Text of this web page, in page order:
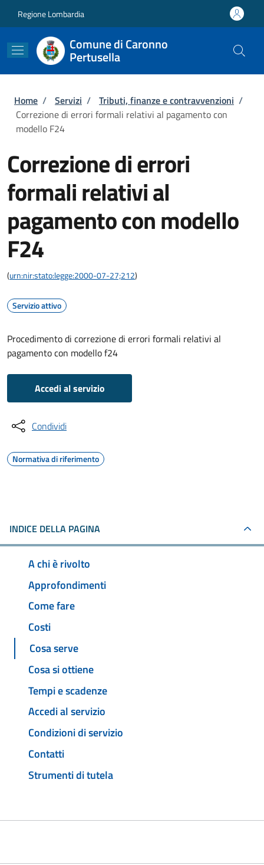
Regione Lombardia
Comune di Caronno
Pertusella
Briciole di pane
Home / Servizi / Tributi, finanze e contravvenzioni /
Correzione di errori formali relativi al pagamento con
modello F24
Correzione di errori
formali relativi al
pagamento con modello
F24
(urn:nir:stato:legge:2000-07-27;212)
Servizio attivo
Procedimento di correzione di errori formali relativi al
pagamento con modello f24
Accedi al servizio
Condividi
Normativa di riferimento
INDICE DELLA PAGINA
A chi è rivolto
Approfondimenti
Come fare
Costi
Cosa serve
Cosa si ottiene
Tempi e scadenze
Accedi al servizio
Condizioni di servizio
Contatti
Strumenti di tutela